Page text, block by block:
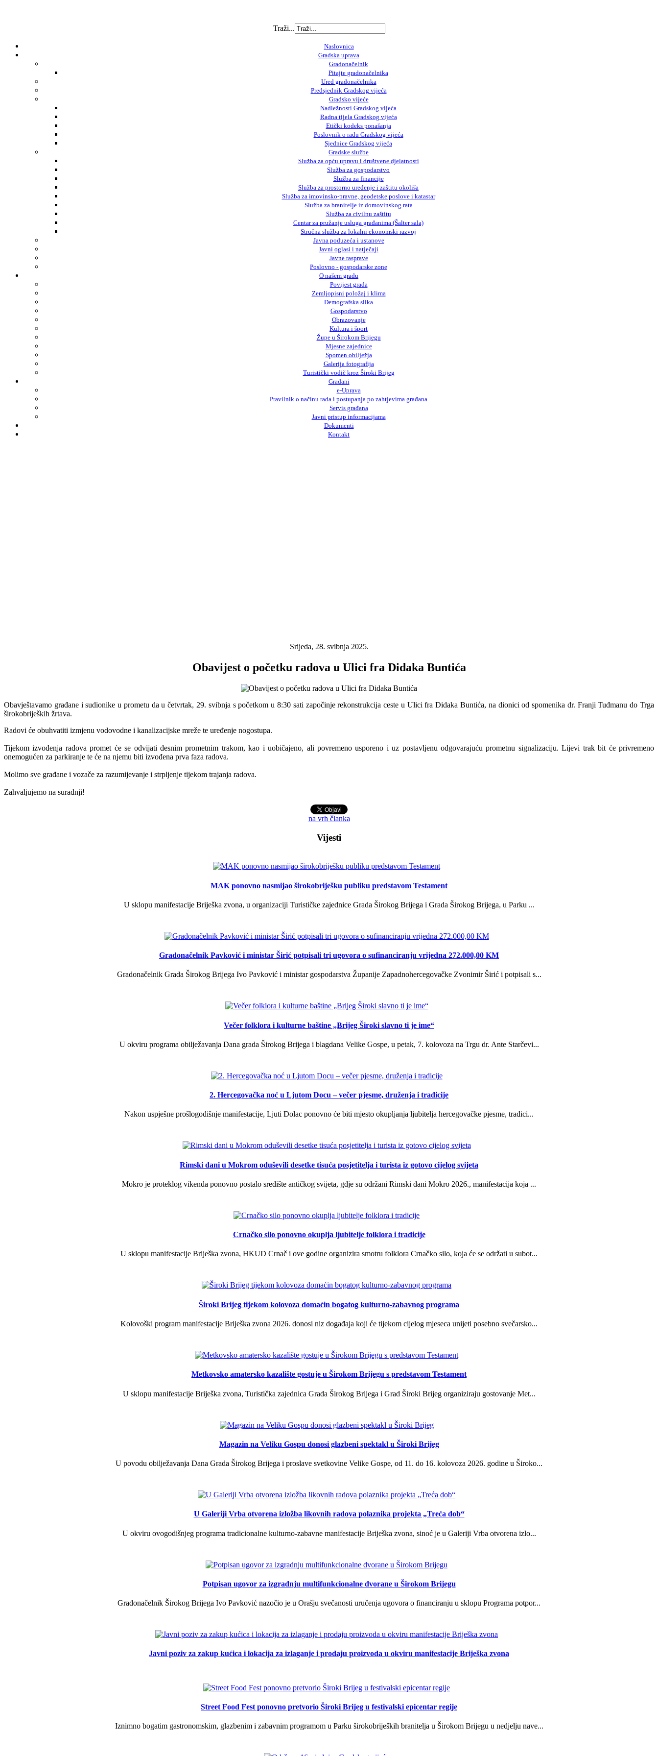
Traži...
Naslovnica
Gradska uprava
Gradonačelnik
Pitajte gradonačelnika
Ured gradonačelnika
Predsjednik Gradskog vijeća
Gradsko vijeće
Nadležnosti Gradskog vijeća
Radna tijela Gradskog vijeća
Etički kodeks ponašanja
Poslovnik o radu Gradskog vijeća
Sjednice Gradskog vijeća
Gradske službe
Služba za opću upravu i društvene djelatnosti
Služba za gospodarstvo
Služba za financije
Služba za prostorno uređenje i zaštitu okoliša
Služba za imovinsko-pravne, geodetske poslove i katastar
Služba za branitelje iz domovinskog rata
Služba za civilnu zaštitu
Centar za pružanje usluga građanima (Šalter sala)
Stručna služba za lokalni ekonomski razvoj
Javna poduzeća i ustanove
Javni oglasi i natječaji
Javne rasprave
Poslovno - gospodarske zone
O našem gradu
Povijest grada
Zemljopisni položaj i klima
Demografska slika
Gospodarstvo
Obrazovanje
Kultura i šport
Župe u Širokom Brijegu
Mjesne zajednice
Spomen obilježja
Galerija fotografija
Turistički vodič kroz Široki Brijeg
Građani
e-Uprava
Pravilnik o načinu rada i postupanja po zahtjevima građana
Servis građana
Javni pristup informacijama
Dokumenti
Kontakt
Srijeda, 28. svibnja 2025.
Obavijest o početku radova u Ulici fra Didaka Buntića
Obavještavamo građane i sudionike u prometu da u četvrtak, 29. svibnja s početkom u 8:30 sati započinje rekonstrukcija ceste u Ulici fra Didaka Buntića, na dionici od spomenika dr. Franji Tuđmanu do Trga
širokobrijeških žrtava.
Radovi će obuhvatiti izmjenu vodovodne i kanalizacijske mreže te uređenje nogostupa.
Tijekom izvođenja radova promet će se odvijati desnim prometnim trakom, kao i uobičajeno, ali povremeno usporeno i uz postavljenu odgovarajuću prometnu signalizaciju. Lijevi trak bit će privremeno
onemogućen za parkiranje te će na njemu biti izvođena prva faza radova.
Molimo sve građane i vozače za razumijevanje i strpljenje tijekom trajanja radova.
Zahvaljujemo na suradnji!
na vrh članka
Vijesti
MAK ponovno nasmijao širokobriješku publiku predstavom Testament
U sklopu manifestacije Briješka zvona, u organizaciji Turističke zajednice Grada Širokog Brijega i Grada Širokog Brijega, u Parku ...
Gradonačelnik Pavković i ministar Širić potpisali tri ugovora o sufinanciranju vrijedna 272.000,00 KM
Gradonačelnik Grada Širokog Brijega Ivo Pavković i ministar gospodarstva Županije Zapadnohercegovačke Zvonimir Širić i potpisali s...
Večer folklora i kulturne baštine „Brijeg Široki slavno ti je ime“
U okviru programa obilježavanja Dana grada Širokog Brijega i blagdana Velike Gospe, u petak, 7. kolovoza na Trgu dr. Ante Starčevi...
2. Hercegovačka noć u Ljutom Docu – večer pjesme, druženja i tradicije
Nakon uspješne prošlogodišnje manifestacije, Ljuti Dolac ponovno će biti mjesto okupljanja ljubitelja hercegovačke pjesme, tradici...
Rimski dani u Mokrom oduševili desetke tisuća posjetitelja i turista iz gotovo cijelog svijeta
Mokro je proteklog vikenda ponovno postalo središte antičkog svijeta, gdje su održani Rimski dani Mokro 2026., manifestacija koja ...
Crnačko silo ponovno okuplja ljubitelje folklora i tradicije
U sklopu manifestacije Briješka zvona, HKUD Crnač i ove godine organizira smotru folklora Crnačko silo, koja će se održati u subot...
Široki Brijeg tijekom kolovoza domaćin bogatog kulturno-zabavnog programa
Kolovoški program manifestacije Briješka zvona 2026. donosi niz događaja koji će tijekom cijelog mjeseca unijeti posebno svečarsko...
Metkovsko amatersko kazalište gostuje u Širokom Brijegu s predstavom Testament
U sklopu manifestacije Briješka zvona, Turistička zajednica Grada Širokog Brijega i Grad Široki Brijeg organiziraju gostovanje Met...
Magazin na Veliku Gospu donosi glazbeni spektakl u Široki Brijeg
U povodu obilježavanja Dana Grada Širokog Brijega i proslave svetkovine Velike Gospe, od 11. do 16. kolovoza 2026. godine u Široko...
U Galeriji Vrba otvorena izložba likovnih radova polaznika projekta „Treća dob“
U okviru ovogodišnjeg programa tradicionalne kulturno-zabavne manifestacije Briješka zvona, sinoć je u Galeriji Vrba otvorena izlo...
Potpisan ugovor za izgradnju multifunkcionalne dvorane u Širokom Brijegu
Gradonačelnik Širokog Brijega Ivo Pavković nazočio je u Orašju svečanosti uručenja ugovora o financiranju u sklopu Programa potpor...
Javni poziv za zakup kućica i lokacija za izlaganje i prodaju proizvoda u okviru manifestacije Briješka zvona
Street Food Fest ponovno pretvorio Široki Brijeg u festivalski epicentar regije
Iznimno bogatim gastronomskim, glazbenim i zabavnim programom u Parku širokobrijeških branitelja u Širokom Brijegu u nedjelju nave...